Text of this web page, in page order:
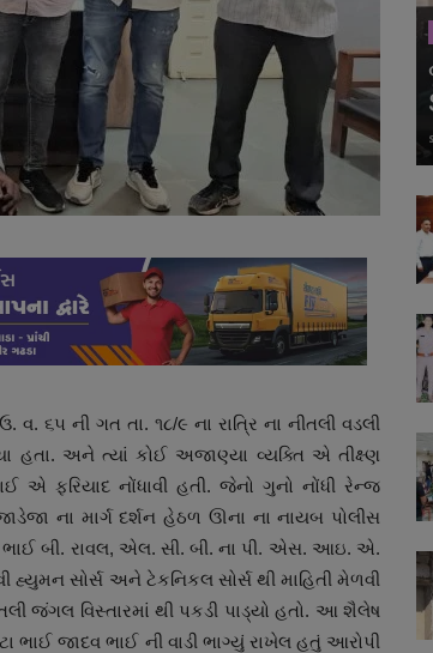
૬૫ ની ગત તા. ૧૮/૯ ના રાત્રિ ના નીતલી વડલી
હતા. અને ત્યાં કોઈ અજાણ્યા વ્યક્તિ એ તીક્ષ્ણ
એ ફરિયાદ નોંધાવી હતી. જેનો ગુનો નોંધી રેન્જ
ના માર્ગ દર્શન હેઠળ ઊના ના નાયબ પોલીસ
બી. રાવલ, એલ. સી. બી. ના પી. એસ. આઇ. એ.
સોર્સ અને ટેકનિકલ સોર્સ થી માહિતી મેળવી
જંગલ વિસ્તારમાં થી પકડી પાડ્યો હતો. આ શૈલેષ
ભાઈ જાદવ ભાઈ ની વાડી ભાગ્યું રાખેલ હતું આરોપી